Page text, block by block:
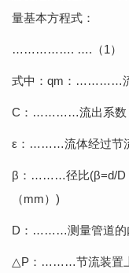
量基本方程式：
……………. ….（1）
式中：qm：…………流
C：…………流出系数
ε：………流体经过节流
β：………径比(β=d/D
（mm）)
D：………测量管道的
△P：………节流装置上